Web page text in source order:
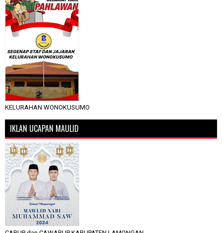
KELURAHAN WONOKUSUMO
IKLAN UCAPAN MAULID